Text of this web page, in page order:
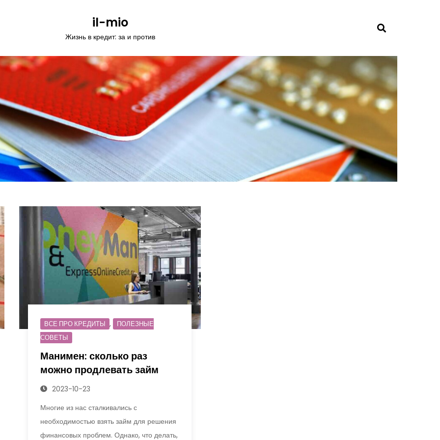
il-mio
Жизнь в кредит: за и против
ВСЕ ПРО КРЕДИТЫ ,
ПОЛЕЗНЫЕ
СОВЕТЫ
Манимен: сколько раз
можно продлевать займ
2023-10-23
Многие из нас сталкивались с
необходимостью взять займ для решения
финансовых проблем. Однако, что делать,